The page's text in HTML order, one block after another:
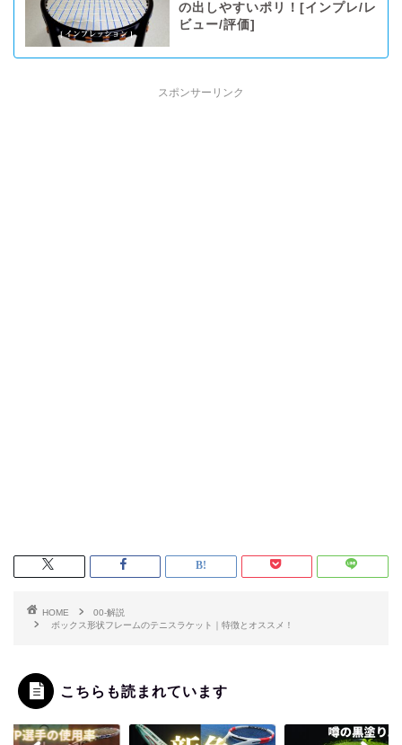
の出しやすいポリ！[インプレ/レ
ビュー/評価]
スポンサーリンク
HOME
00-解説
ボックス形状フレームのテニスラケット｜特徴とオススメ！
こちらも読まれています